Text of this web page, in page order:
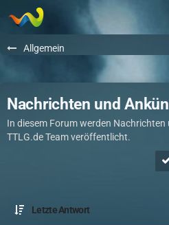
Allgemein
Nachrichten und
In diesem Forum werden
TTLG.de Team veröffentlicht.
Letzte Antwort